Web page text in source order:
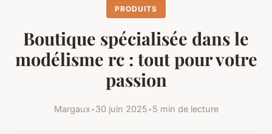
PRODUITS
Boutique spécialisée dans le
modélisme rc : tout pour votre
passion
Margaux•30 juin 2025•5 min de lecture